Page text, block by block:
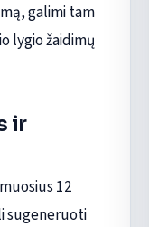
galimi tam
lygio žaidimų
ir
12
sugeneruoti